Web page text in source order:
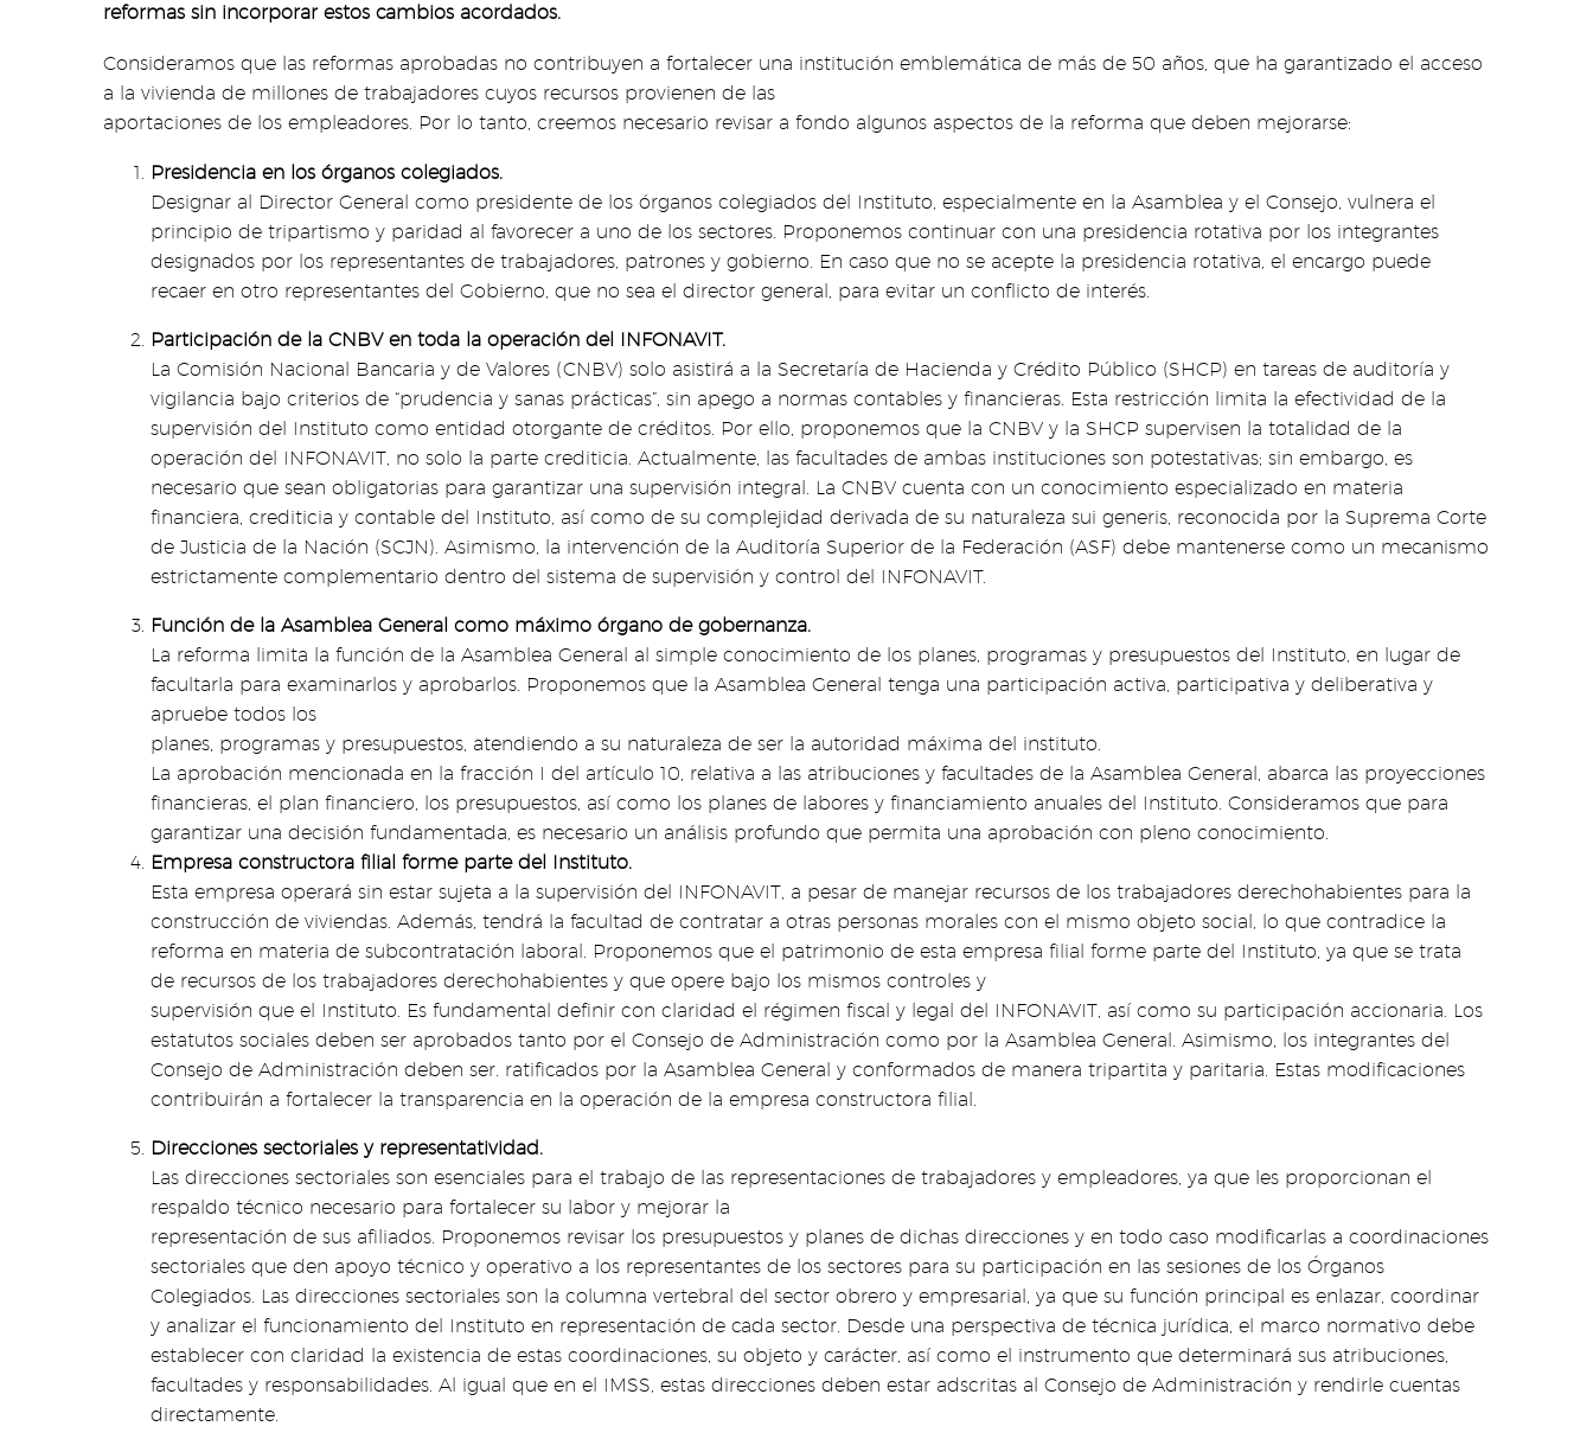
reformas sin incorporar estos cambios acordados.
Consideramos que las reformas aprobadas no contribuyen a fortalecer una institución emblemática de más de 50 años, que ha garantizado el acceso
a la vivienda de millones de trabajadores cuyos recursos provienen de las
aportaciones de los empleadores. Por lo tanto, creemos necesario revisar a fondo algunos aspectos de la reforma que deben mejorarse:
Presidencia en los órganos colegiados.
Designar al Director General como presidente de los órganos colegiados del Instituto, especialmente en la Asamblea y el Consejo, vulnera el
principio de tripartismo y paridad al favorecer a uno de los sectores. Proponemos continuar con una presidencia rotativa por los integrantes
designados por los representantes de trabajadores, patrones y gobierno. En caso que no se acepte la presidencia rotativa, el encargo puede
recaer en otro representantes del Gobierno, que no sea el director general, para evitar un conflicto de interés.
Participación de la CNBV en toda la operación del INFONAVIT.
La Comisión Nacional Bancaria y de Valores (CNBV) solo asistirá a la Secretaría de Hacienda y Crédito Público (SHCP) en tareas de auditoría y
vigilancia bajo criterios de “prudencia y sanas prácticas”, sin apego a normas contables y financieras. Esta restricción limita la efectividad de la
supervisión del Instituto como entidad otorgante de créditos. Por ello, proponemos que la CNBV y la SHCP supervisen la totalidad de la
operación del INFONAVIT, no solo la parte crediticia. Actualmente, las facultades de ambas instituciones son potestativas; sin embargo, es
necesario que sean obligatorias para garantizar una supervisión integral. La CNBV cuenta con un conocimiento especializado en materia
financiera, crediticia y contable del Instituto, así como de su complejidad derivada de su naturaleza sui generis, reconocida por la Suprema Corte
de Justicia de la Nación (SCJN). Asimismo, la intervención de la Auditoría Superior de la Federación (ASF) debe mantenerse como un mecanismo
estrictamente complementario dentro del sistema de supervisión y control del INFONAVIT.
Función de la Asamblea General como máximo órgano de gobernanza.
La reforma limita la función de la Asamblea General al simple conocimiento de los planes, programas y presupuestos del Instituto, en lugar de
facultarla para examinarlos y aprobarlos. Proponemos que la Asamblea General tenga una participación activa, participativa y deliberativa y
apruebe todos los
planes, programas y presupuestos, atendiendo a su naturaleza de ser la autoridad máxima del instituto.
La aprobación mencionada en la fracción I del artículo 10, relativa a las atribuciones y facultades de la Asamblea General, abarca las proyecciones
financieras, el plan financiero, los presupuestos, así como los planes de labores y financiamiento anuales del Instituto. Consideramos que para
garantizar una decisión fundamentada, es necesario un análisis profundo que permita una aprobación con pleno conocimiento.
Empresa constructora filial forme parte del Instituto.
Esta empresa operará sin estar sujeta a la supervisión del INFONAVIT, a pesar de manejar recursos de los trabajadores derechohabientes para la
construcción de viviendas. Además, tendrá la facultad de contratar a otras personas morales con el mismo objeto social, lo que contradice la
reforma en materia de subcontratación laboral. Proponemos que el patrimonio de esta empresa filial forme parte del Instituto, ya que se trata
de recursos de los trabajadores derechohabientes y que opere bajo los mismos controles y
supervisión que el Instituto. Es fundamental definir con claridad el régimen fiscal y legal del INFONAVIT, así como su participación accionaria. Los
estatutos sociales deben ser aprobados tanto por el Consejo de Administración como por la Asamblea General. Asimismo, los integrantes del
Consejo de Administración deben ser. ratificados por la Asamblea General y conformados de manera tripartita y paritaria. Estas modificaciones
contribuirán a fortalecer la transparencia en la operación de la empresa constructora filial.
Direcciones sectoriales y representatividad.
Las direcciones sectoriales son esenciales para el trabajo de las representaciones de trabajadores y empleadores, ya que les proporcionan el
respaldo técnico necesario para fortalecer su labor y mejorar la
representación de sus afiliados. Proponemos revisar los presupuestos y planes de dichas direcciones y en todo caso modificarlas a coordinaciones
sectoriales que den apoyo técnico y operativo a los representantes de los sectores para su participación en las sesiones de los Órganos
Colegiados. Las direcciones sectoriales son la columna vertebral del sector obrero y empresarial, ya que su función principal es enlazar, coordinar
y analizar el funcionamiento del Instituto en representación de cada sector. Desde una perspectiva de técnica jurídica, el marco normativo debe
establecer con claridad la existencia de estas coordinaciones, su objeto y carácter, así como el instrumento que determinará sus atribuciones,
facultades y responsabilidades. Al igual que en el IMSS, estas direcciones deben estar adscritas al Consejo de Administración y rendirle cuentas
directamente.